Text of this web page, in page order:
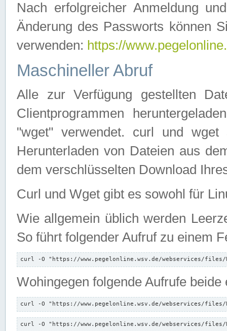
Nach erfolgreicher Anmeldung
Änderung des Passworts können
verwenden: https://
Maschineller Abruf
Alle zur Verfügung gestellten
Clientprogrammen
"wget" verwendet. curl und wget
Herunterladen von Dateien aus
dem verschlüsselten Download
Curl und Wget gibt es sowohl für
Wie allgemein üblich werden
So führt folgender Aufruf zu einem
curl -O "https://www.pegelonline.wsv.de/webservices/files/
Wohingegen folgende Aufrufe beide
curl -O "https://www.pegelonline.wsv.de/webservices/files/
curl -O "https://www.pegelonline.wsv.de/webservices/files/